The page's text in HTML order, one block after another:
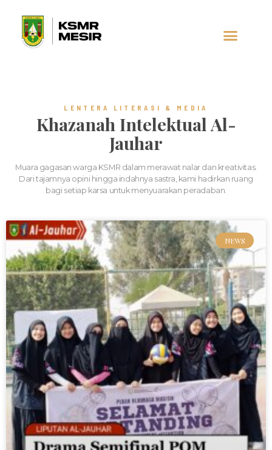
LENTERA LITERASI & MEDIA
Khazanah Intelektual Al-
Jauhar
Muara gagasan warga KSMR dalam merawat nalar dan kreativitas.
Dari tajamnya opini hingga indahnya sastra, kami hadirkan ruang
bagi setiap karsa untuk menyuarakan peradaban.
NEWS